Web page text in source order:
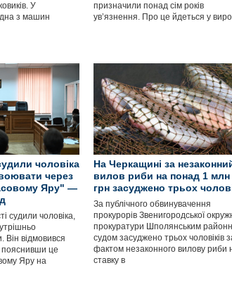
У
з машин
призначили понад сім років
ув’язнення. Про це йдеться у
чоловіка
через
Яру" —
судили чоловіка,
Він відмовився
пояснивши це
Яру на
На Черкащині за
вилов риби на понад 1 млн
грн засуджено трьох
За публічного обвинувачення
прокурорів Звенигородської
прокуратури Шполянським
судом засуджено трьох чоловіків
фактом незаконного вилову риби
ставку в